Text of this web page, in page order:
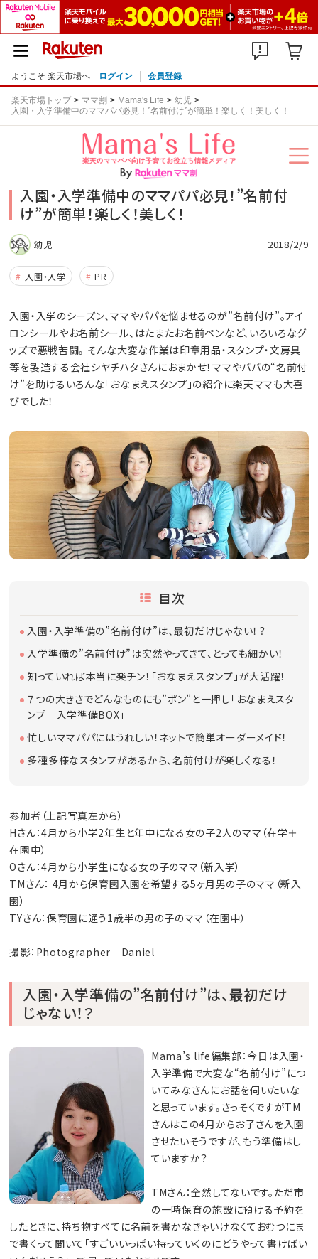
ようこそ 楽天市場へ ログイン 会員登録
楽天市場トップ ママ割 Mama's Life
幼児
入園・入学準備中のママパパ必見！”名前付け”が簡単！楽しく！美しく！
入園・入学準備中のママパパ必見！”名前付
け”が簡単！楽しく！美しく！
幼児 2018/2/9
入園・入学 PR
入園・入学のシーズン、ママやパパを悩ませるのが”名前付け”。アイ
ロンシールやお名前シール、はたまたお名前ペンなど、いろいろなグ
ッズで悪戦苦闘。 そんな大変な作業は印章用品・スタンプ・文房具
等を製造する会社シヤチハタさんにおまかせ！ママやパパの“名前付
け”を助けるいろんな「おなまえスタンプ」の紹介に楽天ママも大喜
びでした！
目次
入園・入学準備の”名前付け”は、最初だけじゃない！？
入学準備の”名前付け”は突然やってきて、とっても細かい！
知っていれば本当に楽チン！「おなまえスタンプ」が大活躍！
７つの大きさでどんなものにも”ポン”と一押し「おなまえスタ
ンプ 入学準備BOX」
忙しいママパパにはうれしい！ネットで簡単オーダーメイド！
多種多様なスタンプがあるから、名前付けが楽しくなる！
参加者（上記写真左から）
Hさん：4月から小学2年生と年中になる女の子2人のママ（在学＋
在園中）
Oさん：4月から小学生になる女の子のママ（新入学）
TMさん： 4月から保育園入園を希望する5ヶ月男の子のママ（新入
園）
TYさん：保育園に通う1歳半の男の子のママ（在園中）
撮影：Photographer Daniel
入園・入学準備の”名前付け”は、最初だけ
じゃない！？
Mama’s life編集部：今日は入園・
入学準備で大変な“名前付け”につ
いてみなさんにお話を伺いたいな
と思っています。さっそくですがTM
さんはこの4月からお子さんを入園
させたいそうですが、もう準備はし
ていますか？
TMさん：全然してないです。ただ市
の一時保育の施設に預ける予約を
したときに、持ち物すべてに名前を書かなきゃいけなくておむつにま
で書くって聞いて「すごいいっぱい持っていくのにどうやって書けばい